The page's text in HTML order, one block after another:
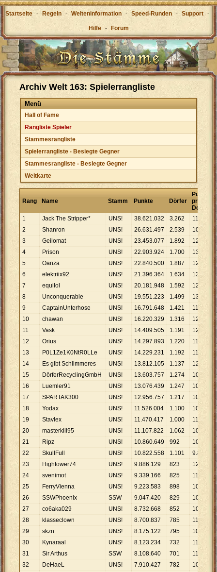
Startseite - Regeln - Welteninformation - Speed-Runden - Support -
Hilfe - Forum
Archiv Welt 163: Spielerrangliste
Menü
Hall of Fame
Rangliste Spieler
Stammesrangliste
Spielerrangliste - Besiegte Gegner
Stammesrangliste - Besiegte Gegner
Weltkarte
Rang Name Stamm Punkte Dörfer
Punkte
pro
Dorf
1
Jack The Stripper* UNS! 38.621.032 3.262 11
2
Shanron UNS! 26.631.497 2.539 10 .
3
Geilomat UNS! 23.453.077 1.892 12
396
4
Prison UNS! 22.903.924 1.700 13 473
5
Oanza UNS! 22.840.500 1.887 12
104
6
elektriix92 UNS! 21.396.364 1.634 13 .094
7
equilol UNS! 20.181.948 1.592 12
677
8
Unconquerable UNS! 19.551.223 1.499 13
9
CaptainUnterhose UNS! 16.791.648 1.421 11 .817
10
chawan UNS! 16.220.329 1.316 12
325
11
Vask UNS! 14.409.505 1.191 12
12
Orius UNS! 14.297.893 1.220 11
720
13
P0L1Ze1K0NtR0LLe UNS! 14.229.231 1.192 11
14
Es gibt Schlimmeres UNS! 13.812.105 1.137 12
15
DörferRecyclingGmbH UNS! 13.603.757 1.274 10 .678
16
Luemler91 UNS! 13.076.439 1.247 10
486
17
SPARTAK300 UNS! 12.956.757 1.217 10 646
18
Yodax UNS! 11.526.004 1.100 10
19
Stavlex UNS! 11.470.417 1.000 11 .470
20
masterkill95 UNS! 11.107.822 1.062 10
459
21
Ripz UNS! 10.860.649 992 10
22
SkullFull UNS! 10.822.558 1.101 9.830
23
Hightower74 UNS! 9.886.129 823 12
012
24
svenimot UNS! 9.339.166 825 11
25
FerryVienna UNS! 9.223.583 898 10
271
26
SSWPhoenix SSW 9.047.420 829 10 914
27
co6aka029 UNS! 8.732.668 852 10
28
klasseclown UNS! 8.700.837 785 11 .084
29
skzn UNS! 8.175.122 795 10
30
Kynaraal UNS! 8.123.234 732 11 097
31
Sir Arthus SSW 8.108.640 701 11
32
DeHaeL UNS! 7.910.427 782 10 .116